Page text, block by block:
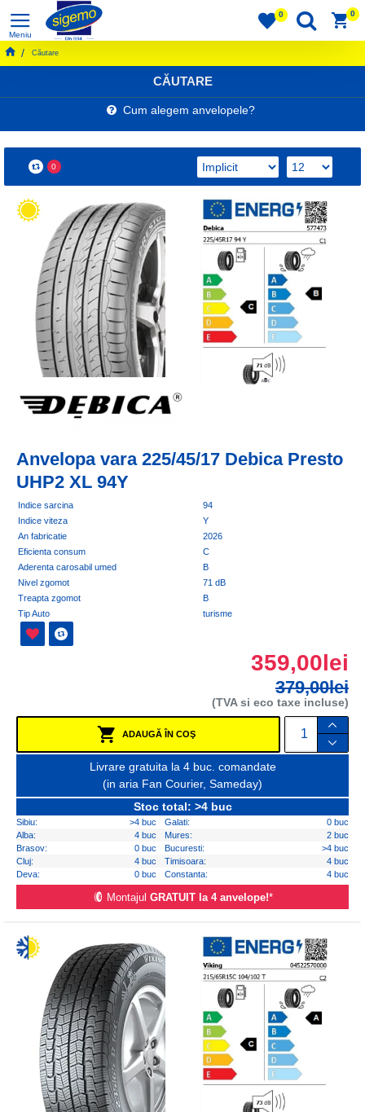
0 0
Căutare
CĂUTARE
Cum alegem anvelopele?
0
Anvelopa vara 225/45/17 Debica Presto
UHP2 XL 94Y
Indice sarcina
94
Indice viteza
Y
An fabricatie
2026
Eficienta consum
C
Aderenta carosabil umed
B
Nivel zgomot
71 dB
Treapta zgomot
B
Tip Auto
turisme
359,00lei
379,00lei
(TVA si eco taxe incluse)
ADAUGĂ ÎN COŞ
Livrare gratuita la 4 buc. comandate
(in aria Fan Courier, Sameday)
Stoc total: >4 buc
Sibiu: >4 buc Galati:
0 buc
Alba:
4 buc Mures:
2 buc
Brasov:
0 buc Bucuresti:
>4 buc
Cluj:
4 buc Timisoara:
4 buc
Deva:
0 buc Constanta: 4 buc
Montajul GRATUIT la 4 anvelope!*